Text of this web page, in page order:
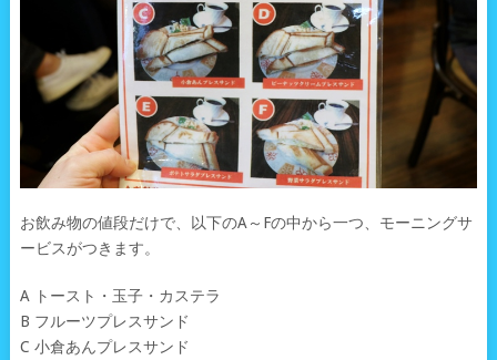
お飲み物の値段だけで、以下のA～Fの中から一つ、モーニングサ
ービスがつきます。
A トースト・玉子・カステラ
B フルーツプレスサンド
C 小倉あんプレスサンド